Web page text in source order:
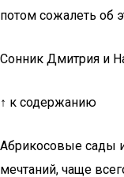
потом сожалеть об
Сонник Дмитрия и
↑ к содержанию
Абрикосовые сады
мечтаний, чаще